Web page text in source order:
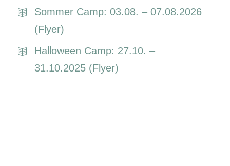
Sommer Camp: 03.08. – 07.08.2026
(Flyer)
Halloween Camp: 27.10. –
31.10.2025 (Flyer)